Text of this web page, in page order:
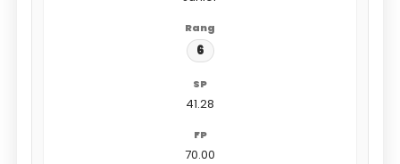
6
41.28
70.00